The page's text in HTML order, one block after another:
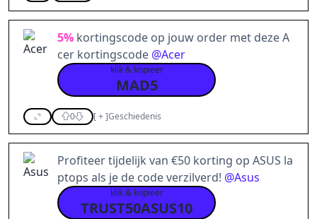
5% kortingscode op jouw order met deze A
cer kortingscode @Acer
klik & kopieer
MAD5
0 [+]Geschiedenis
Profiteer tijdelijk van €50 korting op ASUS la
ptops als je de code verzilverd! @Asus
klik & kopieer
TRUST50ASUS10